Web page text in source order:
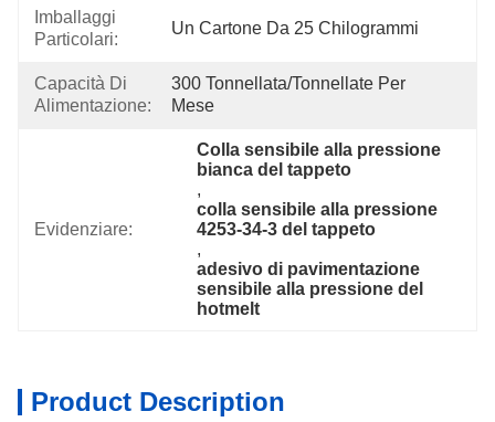
Imballaggi
Particolari:
Un Cartone Da 25 Chilogrammi
Capacità Di
Alimentazione:
300 Tonnellata/tonnellate Per
Mese
Evidenziare:
Colla sensibile alla pressione
bianca del tappeto
,
colla sensibile alla pressione
4253-34-3 del tappeto
,
adesivo di pavimentazione
sensibile alla pressione del
hotmelt
Product Description